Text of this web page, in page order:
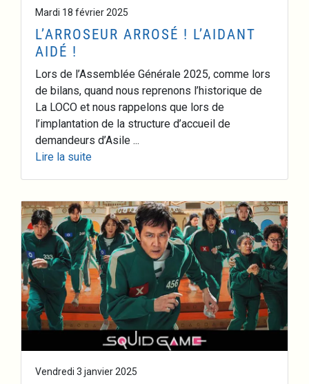
Mardi 18 février 2025
L’ARROSEUR ARROSÉ ! L’AIDANT
AIDÉ !
Lors de l’Assemblée Générale 2025, comme lors
de bilans, quand nous reprenons l’historique de
La LOCO et nous rappelons que lors de
l’implantation de la structure d’accueil de
demandeurs d’Asile ...
Lire la suite
Vendredi 3 janvier 2025